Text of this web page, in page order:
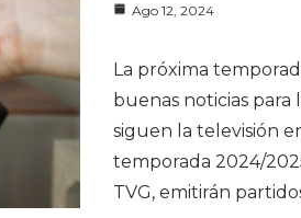
Ago 12, 2024
La próxima
buenas noticias
siguen la televisión
temporada 2024/
TVG, emitirán